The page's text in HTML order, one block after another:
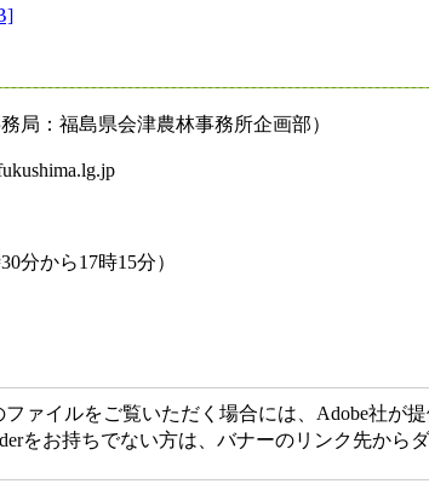
局：福島県会津農林事務所企画部）
分から17時15分）
ァイルをご覧いただく場合には、Adobe社が提
をお持ちでない方は、バナーのリンク先から